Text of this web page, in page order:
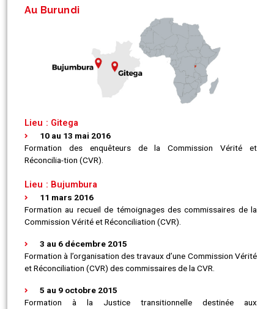
Au Burundi
Lieu : Gitega
10 au 13 mai 2016
Formation des enquêteurs de la Commission Vérité et
Réconcilia-tion (CVR).
Lieu : Bujumbura
11 mars 2016
Formation au recueil de témoignages des commissaires de la
Commission Vérité et Réconciliation (CVR).
3 au 6 décembre 2015
Formation à l’organisation des travaux d’une Commission Vérité
et Réconciliation (CVR) des commissaires de la CVR.
5 au 9 octobre 2015
Formation à la Justice transitionnelle destinée aux